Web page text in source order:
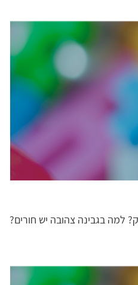
למה בגבינה צהובה יש חורים?